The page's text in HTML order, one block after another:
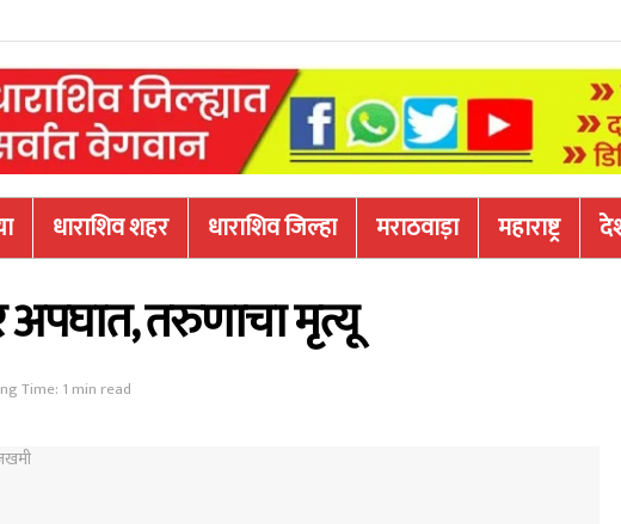
धाराशिव शहर धाराशिव जिल्हा मराठवाड़ा महाराष्ट्र
अपघात, तरुणाचा मृत्यू
Time: 1 min read